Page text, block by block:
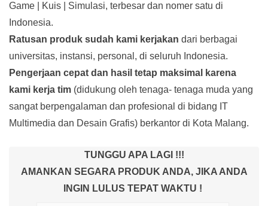
Game | Kuis | Simulasi, terbesar dan nomer satu di
Indonesia.
Ratusan produk sudah kami kerjakan dari berbagai
universitas, instansi, personal, di seluruh Indonesia.
Pengerjaan cepat dan hasil tetap maksimal karena
kami kerja tim (didukung oleh tenaga- tenaga muda yang
sangat berpengalaman dan profesional di bidang IT
Multimedia dan Desain Grafis) berkantor di Kota Malang.
TUNGGU APA LAGI !!!
AMANKAN SEGARA PRODUK ANDA, JIKA ANDA
INGIN LULUS TEPAT WAKTU !